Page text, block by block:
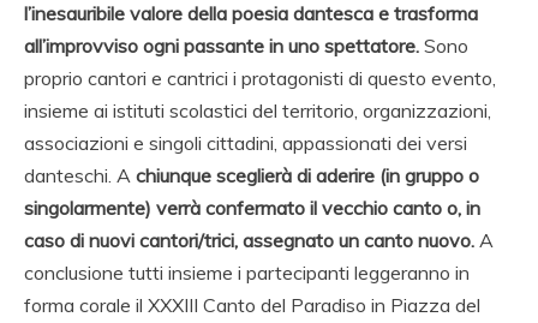
l’inesauribile valore della poesia dantesca e trasforma
all’improvviso ogni passante in uno spettatore. Sono
proprio cantori e cantrici i protagonisti di questo evento,
insieme ai istituti scolastici del territorio, organizzazioni,
associazioni e singoli cittadini, appassionati dei versi
danteschi. A chiunque sceglierà di aderire (in gruppo o
singolarmente) verrà confermato il vecchio canto o, in
caso di nuovi cantori/trici, assegnato un canto nuovo. A
conclusione tutti insieme i partecipanti leggeranno in
forma corale il XXXIII Canto del Paradiso in Piazza del